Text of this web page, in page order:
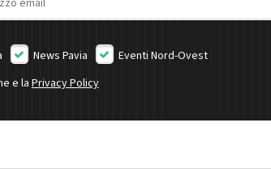
News Pavia
Eventi Nord-Ovest
e laPrivacy Policy